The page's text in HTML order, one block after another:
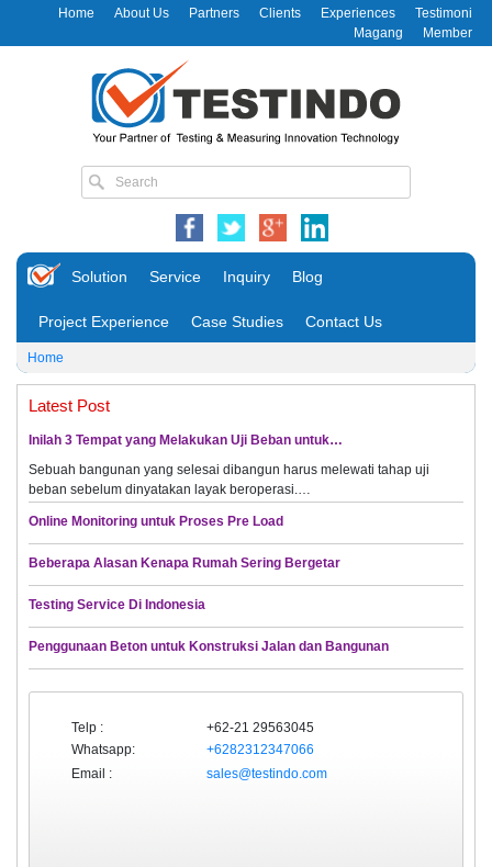
Home About Us Partners Clients Experiences
Testimoni
Magang
Member
Solution Service Inquiry Blog
Project Experience Case Studies Contact Us
Home
Latest Post
Inilah 3 Tempat yang Melakukan Uji Beban untuk…
Sebuah bangunan yang selesai dibangun harus melewati tahap uji
beban sebelum dinyatakan layak beroperasi.…
Online Monitoring untuk Proses Pre Load
Beberapa Alasan Kenapa Rumah Sering Bergetar
Testing Service Di Indonesia
Penggunaan Beton untuk Konstruksi Jalan dan Bangunan
Telp :
+62-21 29563045
Whatsapp:
+6282312347066
Email :
sales@testindo.com